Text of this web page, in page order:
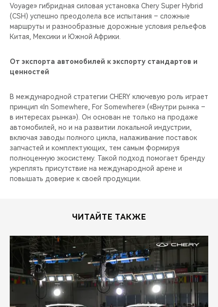
Voyage» гибридная силовая установка Chery Super Hybrid
(CSH) успешно преодолела все испытания – сложные
маршруты и разнообразные дорожные условия рельефов
Китая, Мексики и Южной Африки.
От экспорта автомобилей к экспорту стандартов и
ценностей
В международной стратегии CHERY ключевую роль играет
принцип «In Somewhere, For Somewhere» («Внутри рынка –
в интересах рынка»). Он основан не только на продаже
автомобилей, но и на развитии локальной индустрии,
включая заводы полного цикла, налаживание поставок
запчастей и комплектующих, тем самым формируя
полноценную экосистему. Такой подход помогает бренду
укреплять присутствие на международной арене и
повышать доверие к своей продукции.
ЧИТАЙТЕ ТАКЖЕ